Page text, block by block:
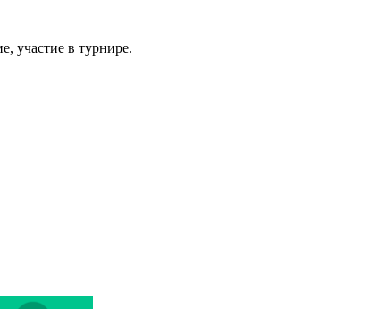
участие в турнире.